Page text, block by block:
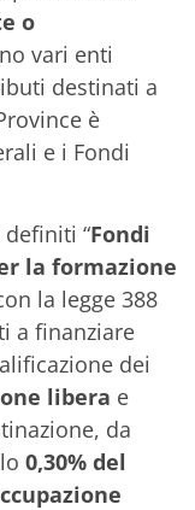
o
vari enti
destinati a
è
e i Fondi
“Fondi
la formazione
la legge 388
a finanziare
dei
libera e
da
0,30% del